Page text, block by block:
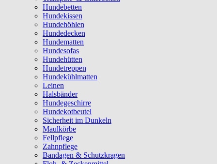
Hundebetten
Hundekissen
Hundehöhlen
Hundedecken
Hundematten
Hundesofas
Hundehütten
Hundetreppen
Hundekühlmatten
Leinen
Halsbänder
Hundegeschirre
Hundekotbeutel
Sicherheit im Dunkeln
Maulkörbe
Fellpflege
Zahnpflege
Bandagen & Schutzkragen